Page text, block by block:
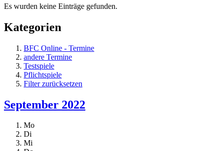
Es wurden keine Einträge gefunden.
Kategorien
BFC Online - Termine
andere Termine
Testspiele
Pflichtspiele
Filter zurücksetzen
September 2022
Mo
Di
Mi